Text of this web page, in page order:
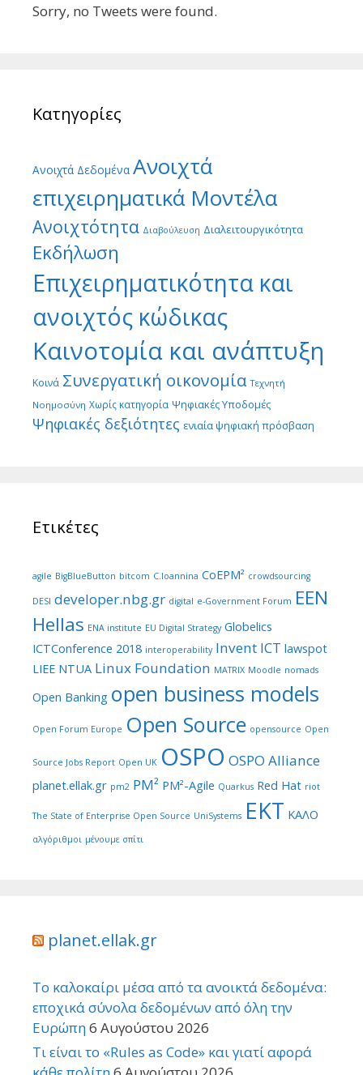
Sorry, no Tweets were found.
Κατηγορίες
Ανοιχτά Δεδομένα Ανοιχτά
επιχειρηματικά Μοντέλα
Ανοιχτότητα Διαβούλευση Διαλειτουργικότητα
Εκδήλωση
Επιχειρηματικότητα και
ανοιχτός κώδικας
Καινοτομία και ανάπτυξη
Κοινά Συνεργατική οικονομία Τεχνητή
Νοημοσύνη Χωρίς κατηγορία Ψηφιακές Υποδομές
Ψηφιακές δεξιότητες ενιαία ψηφιακή πρόσβαση
Ετικέτες
agile BigBlueButton bitcom C.Ioannina CoEPM² crowdsourcing
DESI developer.nbg.gr digital e-Government Forum EEN
Hellas ENA institute EU Digital Strategy Globelics
ICTConference 2018 interoperability Invent ICT lawspot
LIEE NTUA Linux Foundation MATRIX Moodle nomads
Open Banking open business models
Open Forum Europe Open Source opensource Open
Source Jobs Report Open UK OSPO OSPO Alliance
planet.ellak.gr pm2 PM² PM²-Agile Quarkus Red Hat riot
The State of Enterprise Open Source UniSystems ΕΚΤ ΚΑΛΟ
αλγόριθμοι μένουμε σπίτι
planet.ellak.gr
Το καλοκαίρι μέσα από τα ανοικτά δεδομένα:
εποχικά σύνολα δεδομένων από όλη την
Ευρώπη6 Αυγούστου 2026
Τι είναι το «Rules as Code» και γιατί αφορά